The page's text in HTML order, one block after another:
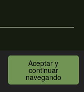
Aceptar y
continuar
navegando